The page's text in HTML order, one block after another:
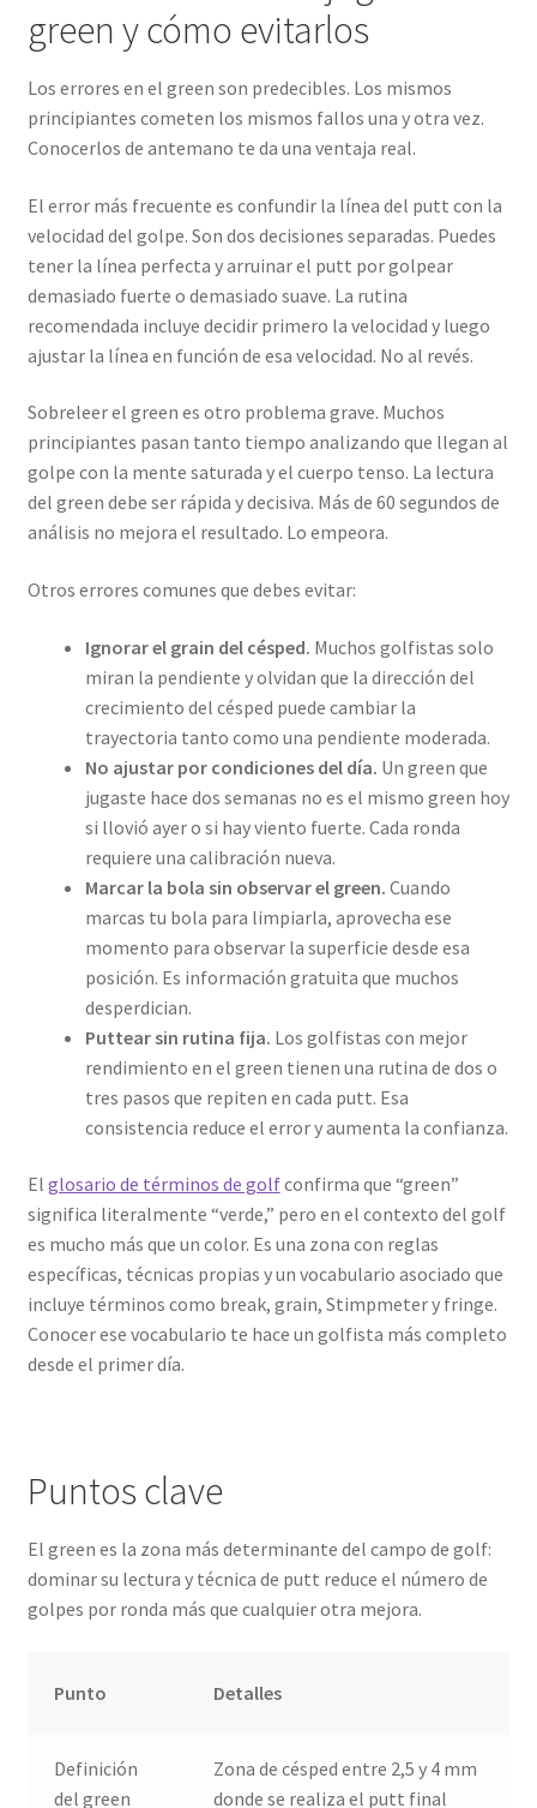
green y cómo evitarlos
Los errores en el green son predecibles. Los mismos
principiantes cometen los mismos fallos una y otra vez.
Conocerlos de antemano te da una ventaja real.
El error más frecuente es confundir la línea del putt con la
velocidad del golpe. Son dos decisiones separadas. Puedes
tener la línea perfecta y arruinar el putt por golpear
demasiado fuerte o demasiado suave. La rutina
recomendada incluye decidir primero la velocidad y luego
ajustar la línea en función de esa velocidad. No al revés.
Sobreleer el green es otro problema grave. Muchos
principiantes pasan tanto tiempo analizando que llegan al
golpe con la mente saturada y el cuerpo tenso. La lectura
del green debe ser rápida y decisiva. Más de 60 segundos de
análisis no mejora el resultado. Lo empeora.
Otros errores comunes que debes evitar:
Ignorar el grain del césped. Muchos golfistas solo
miran la pendiente y olvidan que la dirección del
crecimiento del césped puede cambiar la
trayectoria tanto como una pendiente moderada.
No ajustar por condiciones del día. Un green que
jugaste hace dos semanas no es el mismo green hoy
si llovió ayer o si hay viento fuerte. Cada ronda
requiere una calibración nueva.
Marcar la bola sin observar el green. Cuando
marcas tu bola para limpiarla, aprovecha ese
momento para observar la superficie desde esa
posición. Es información gratuita que muchos
desperdician.
Puttear sin rutina fija. Los golfistas con mejor
rendimiento en el green tienen una rutina de dos o
tres pasos que repiten en cada putt. Esa
consistencia reduce el error y aumenta la confianza.
El glosario de términos de golfconfirma que “green”
significa literalmente “verde,” pero en el contexto del golf
es mucho más que un color. Es una zona con reglas
específicas, técnicas propias y un vocabulario asociado que
incluye términos como break, grain, Stimpmeter y fringe.
Conocer ese vocabulario te hace un golfista más completo
desde el primer día.
Puntos clave
El green es la zona más determinante del campo de golf:
dominar su lectura y técnica de putt reduce el número de
golpes por ronda más que cualquier otra mejora.
Punto Detalles
Definición
del green
Zona de césped entre 2,5 y 4 mm
donde se realiza el putt final